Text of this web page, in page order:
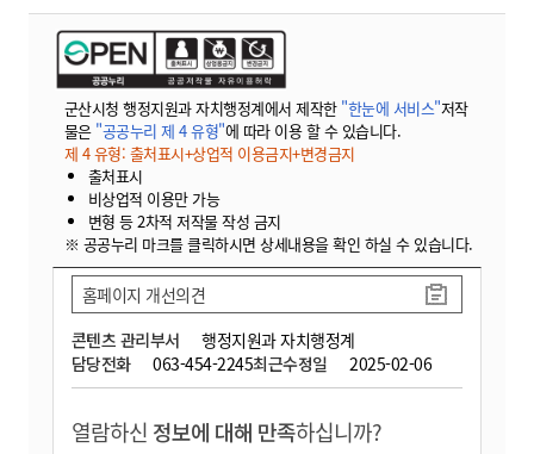
군산시청 행정지원과 자치행정계에서 제작한 "한눈에 서비스"저작
물은 "공공누리 제 4 유형"에 따라 이용 할 수 있습니다.
제 4 유형: 출처표시+상업적 이용금지+변경금지
출처표시
비상업적 이용만 가능
변형 등 2차적 저작물 작성 금지
※ 공공누리 마크를 클릭하시면 상세내용을 확인 하실 수 있습니다.
콘텐츠 관리부서
행정지원과 자치행정계
담당전화
063-454-2245최근수정일 2025-02-06
홈페이지 개선의견
열람하신 정보에 대해 만족하십니까?